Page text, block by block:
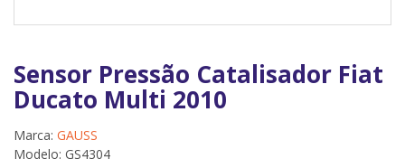
Sensor Pressão Catalisador Fiat
Ducato Multi 2010
Marca: GAUSS
Modelo: GS4304